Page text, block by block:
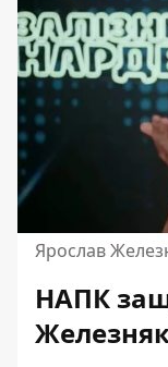
Ярослав
НАПК